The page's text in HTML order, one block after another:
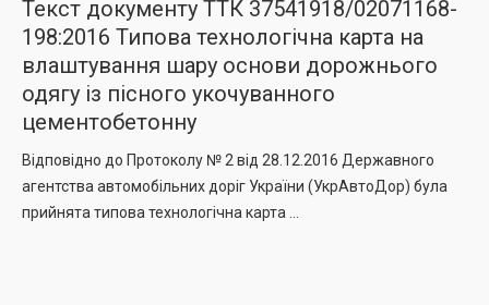
Текст документу ТТК 37541918/02071168-
198:2016 Типова технологічна карта на
влаштування шару основи дорожнього
одягу із пісного укочуванного
цементобетонну
Відповідно до Протоколу № 2 від 28.12.2016 Державного
агентства автомобільних доріг України (УкрАвтоДор) була
прийнята типова технологічна карта ...